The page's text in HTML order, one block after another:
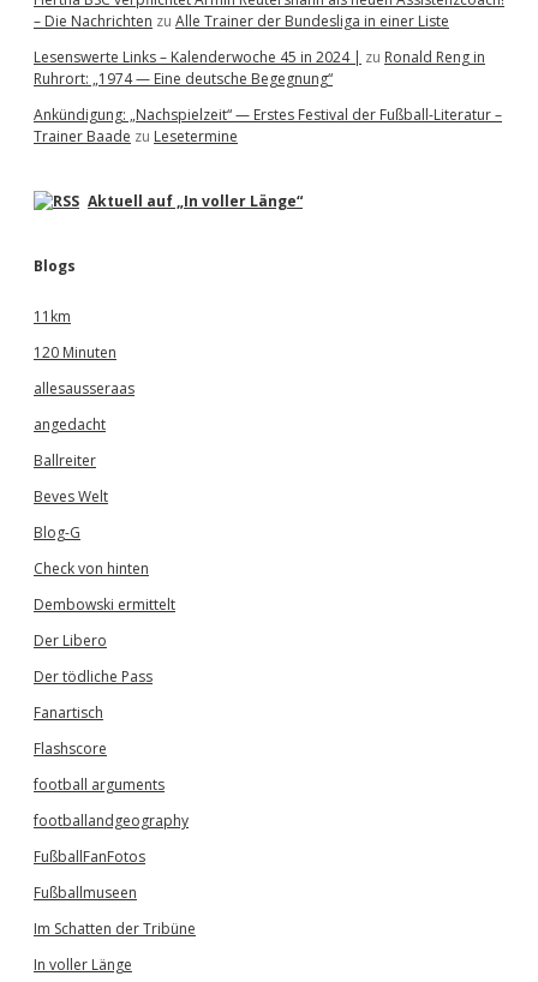
– Die Nachrichten zu Alle Trainer der Bundesliga in einer Liste
Lesenswerte Links – Kalenderwoche 45 in 2024 | zu Ronald Reng in
Ruhrort: „1974 — Eine deutsche Begegnung“
Ankündigung: „Nachspielzeit“ — Erstes Festival der Fußball-Literatur –
Trainer Baade zu Lesetermine
Aktuell auf „In voller Länge“
Blogs
11km
120 Minuten
allesausseraas
angedacht
Ballreiter
Beves Welt
Blog-G
Check von hinten
Dembowski ermittelt
Der Libero
Der tödliche Pass
Fanartisch
Flashscore
football arguments
footballandgeography
FußballFanFotos
Fußballmuseen
Im Schatten der Tribüne
In voller Länge